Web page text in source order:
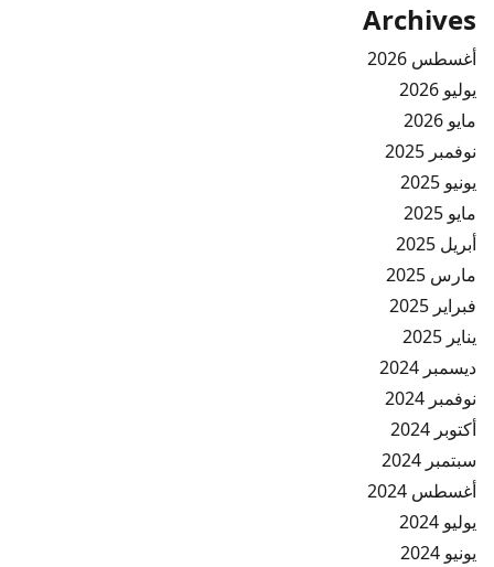
Archives
أغسطس 2026
يوليو 2026
مايو 2026
نوفمبر 2025
يونيو 2025
مايو 2025
أبريل 2025
مارس 2025
فبراير 2025
يناير 2025
ديسمبر 2024
نوفمبر 2024
أكتوبر 2024
سبتمبر 2024
أغسطس 2024
يوليو 2024
يونيو 2024